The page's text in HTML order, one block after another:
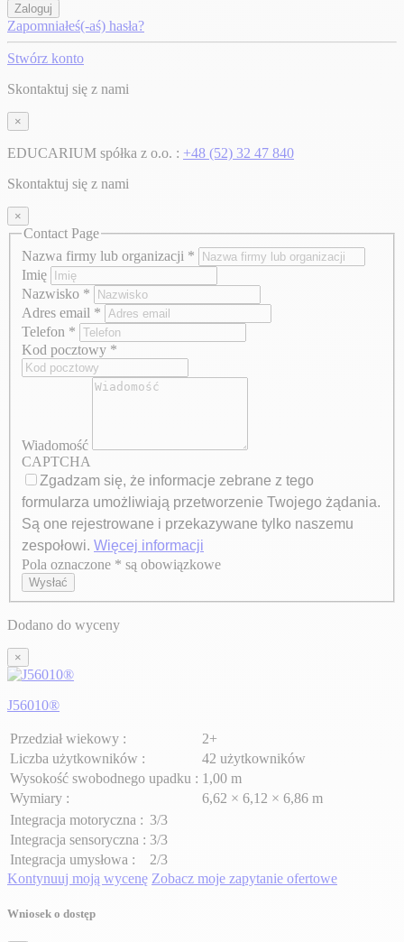
Zaloguj
Zapomniałeś(-aś) hasła?
Stwórz konto
Skontaktuj się z nami
×
EDUCARIUM spółka z o.o. : +48 (52) 32 47 840
Skontaktuj się z nami
×
Contact Page
Nazwa firmy lub organizacji *
Imię
Nazwisko *
Adres email *
Telefon *
Kod pocztowy *
Wiadomość
CAPTCHA
Zgadzam się, że informacje zebrane z tego
formularza umożliwiają przetworzenie Twojego żądania.
Są one rejestrowane i przekazywane tylko naszemu
zespołowi. Więcej informacji
Axeptio consent
Pola oznaczone * są obowiązkowe
Wysłać
Dodano do wyceny
×
J56010®
Przedział wiekowy :
2+
Liczba użytkowników :
42 użytkowników
Wysokość swobodnego upadku : 1,00 m
Wymiary :
6,62 × 6,12 × 6,86 m
Integracja motoryczna : 3/3
Integracja sensoryczna : 3/3
Integracja umysłowa :
2/3
Kontynuuj moją wycenę Zobacz moje zapytanie ofertowe
Wniosek o dostęp